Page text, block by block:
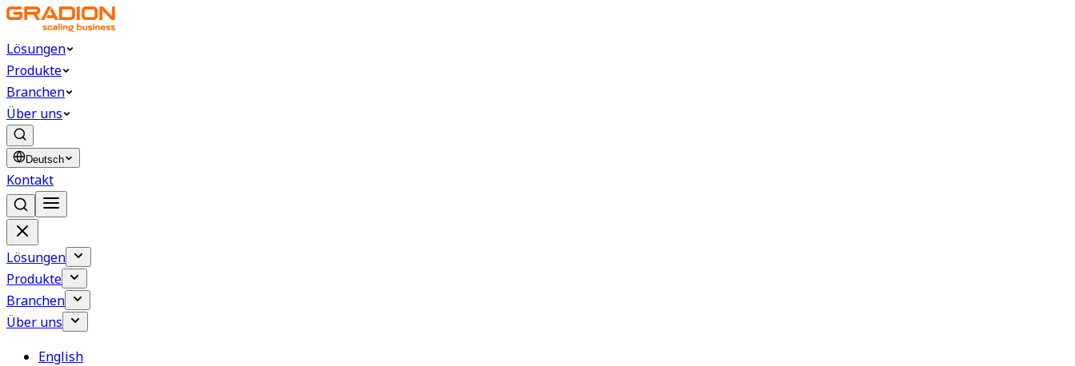
Lösungen
Produkte
Branchen
Über uns
Deutsch
Kontakt
Lösungen
Produkte
Branchen
Über uns
English